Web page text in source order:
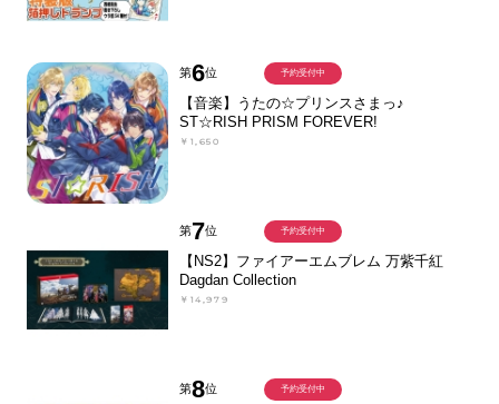
第6位
【音楽】うたの☆プリンスさまっ♪
ST☆RISH PRISM FOREVER!
￥1,650
予約受付中
第7位
【NS2】ファイアーエムブレム 万紫千紅
Dagdan Collection
￥14,979
予約受付中
第8位 予約受付中